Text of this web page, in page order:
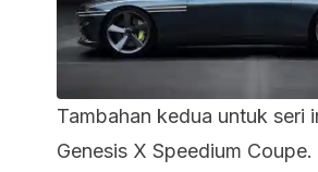
Tambahan kedua untuk seri
Genesis X Speedium Coupe.